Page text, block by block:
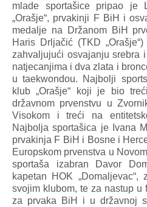
mlade sportašice pripao je
„Orašje“, prvakinji F BiH i
medalje na Držanom BiH
Haris Drljačić (TKD
zahvaljujući osvajanju srebra
natjecanjima i dva zlata i
u taekwondou. Najbolji
klub „Orašje“ koji je bio
državnom prvenstvu u
Visokom i treći na
Najbolja sportašica je Ivana
prvakinja F BiH i Bosne i
Europskom prvenstva u
sportaša izabran Davor
kapetan HOK
svojim klubom, te za nastup
za prvaka BiH i u državnoj